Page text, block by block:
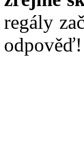
regály
odpověď!